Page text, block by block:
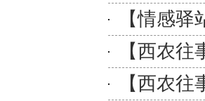
【情感
【西农
【西农